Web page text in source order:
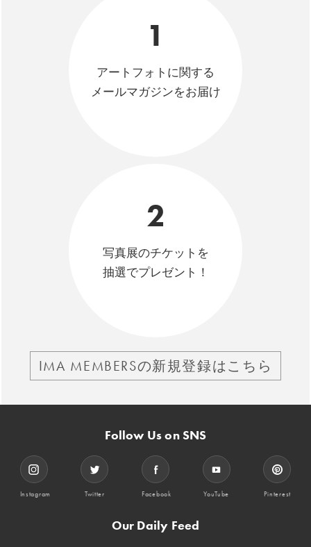
1
アートフォトに関する
メールマガジンをお届け
2
写真展のチケットを
抽選でプレゼント！
IMA MEMBERSの新規登録はこちら
Follow Us on SNS
Instagram Twitter Facebook YouTube Pinterest
Our Daily Feed